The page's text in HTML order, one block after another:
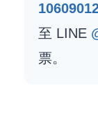
至 LINE
票。